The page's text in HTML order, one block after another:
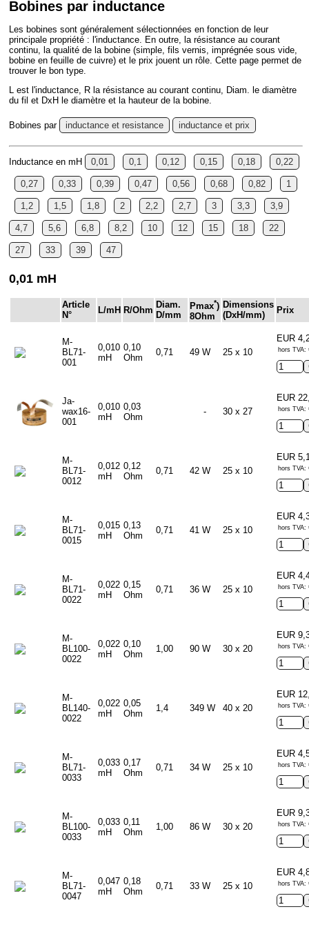
Bobines par inductance
Les bobines sont généralement sélectionnées en fonction de leur
principale propriété : l'inductance. En outre, la résistance au courant
continu, la qualité de la bobine (simple, fils vernis, imprégnée sous vide,
bobine en feuille de cuivre) et le prix jouent un rôle. Cette page permet de
trouver le bon type.
L est l'inductance, R la résistance au courant continu, Diam. le diamètre
du fil et DxH le diamètre et la hauteur de la bobine.
Bobines par inductance et resistance inductance et prix
Inductance en mH 0,01 0,1 0,12 0,15 0,18 0,22
0,27 0,33 0,39 0,47 0,56 0,68 0,82 1
1,2 1,5 1,8 2 2,2 2,7 3 3,3 3,9
4,7 5,6 6,8 8,2 10 12 15 18 22
27 33 39 47
0,01 mH
Article
N°
L/mH R/Ohm
Diam.
D/mm
Pmax*)
8Ohm
Dimensions
(DxH/mm)
Prix
M-
BL71-
001
0,010
mH
0,10
Ohm
0,71 49 W 25 x 10
EUR
hors TVA:
Ja-
wax16-
001
0,010
mH
0,03
Ohm
- 30 x 27
EUR
hors TVA:
M-
BL71-
0012
0,012
mH
0,12
Ohm
0,71 42 W 25 x 10
EUR
hors TVA:
M-
BL71-
0015
0,015
mH
0,13
Ohm
0,71 41 W 25 x 10
EUR
hors TVA:
M-
BL71-
0022
0,022
mH
0,15
Ohm
0,71 36 W 25 x 10
EUR
hors TVA:
M-
BL100-
0022
0,022
mH
0,10
Ohm
1,00 90 W 30 x 20
EUR
hors TVA:
M-
BL140-
0022
0,022
mH
0,05
Ohm
1,4 349 W 40 x 20
EUR
hors TVA:
M-
BL71-
0033
0,033
mH
0,17
Ohm
0,71 34 W 25 x 10
EUR
hors TVA:
M-
BL100-
0033
0,033
mH
0,11
Ohm
1,00 86 W 30 x 20
EUR
hors TVA:
M-
BL71-
0047
0,047
mH
0,18
Ohm
0,71 33 W 25 x 10
EUR
hors TVA: